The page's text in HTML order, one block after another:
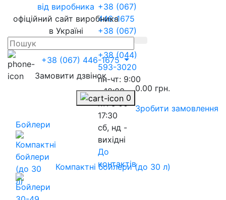
+38 (067)
446-1675
+38 (067)
+38 (044)
593-3020
пн-чт: 9:00
- 18:00
пт: 9:00 -
17:30
сб, нд -
вихідні
До
контактів
офіційний сайт виробника
в Україні
+38 (067) 446-1675
Замовити дзвінок
0
0.00 грн.
Зробити замовлення
Бойлери
Компактні бойлери (до 30 л)